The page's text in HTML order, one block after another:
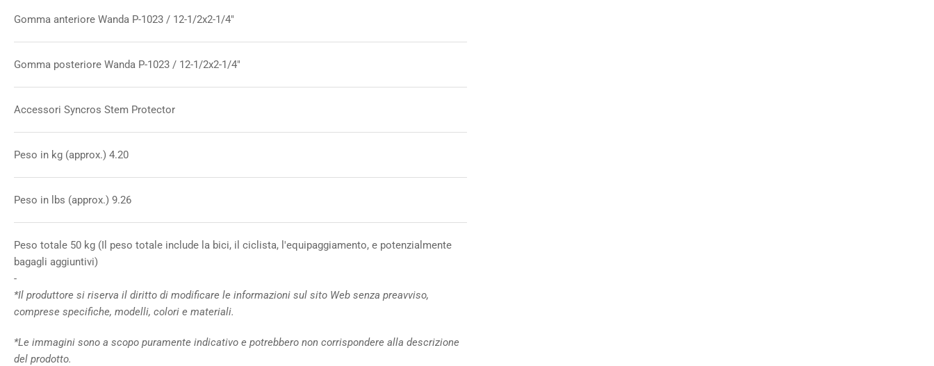
Gomma anteriore Wanda P-1023 / 12-1/2x2-1/4"
Gomma posteriore Wanda P-1023 / 12-1/2x2-1/4"
Accessori Syncros Stem Protector
Peso in kg (approx.) 4.20
Peso in lbs (approx.) 9.26
Peso totale 50 kg (Il peso totale include la bici, il ciclista, l'equipaggiamento, e potenzialmente
bagagli aggiuntivi)
-
*Il produttore si riserva il diritto di modificare le informazioni sul sito Web senza preavviso,
comprese specifiche, modelli, colori e materiali.
*Le immagini sono a scopo puramente indicativo e potrebbero non corrispondere alla descrizione
del prodotto.